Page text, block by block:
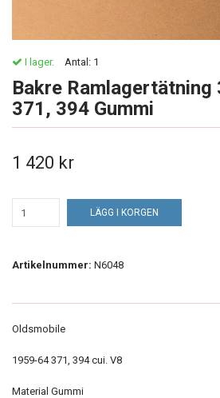
I lager. Antal: 1
Bakre
371, 394 Gummi
1 420 kr
LÄGG I KORGEN
Artikelnummer: N6048
Oldsmobile
1959-64 371, 394 cui. V8
Material Gummi